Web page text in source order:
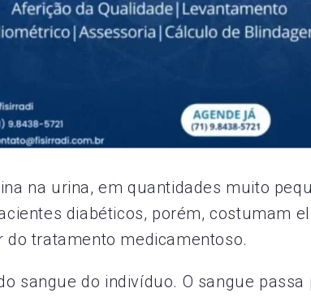
na urina, em quantidades muito
diabéticos, porém, costumam
do tratamento medicamentoso.
sangue do indivíduo. O sangue